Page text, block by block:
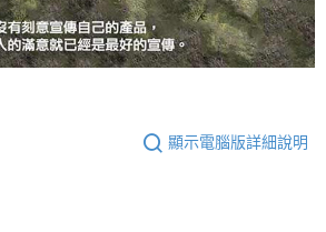
顯示電腦版詳細說明